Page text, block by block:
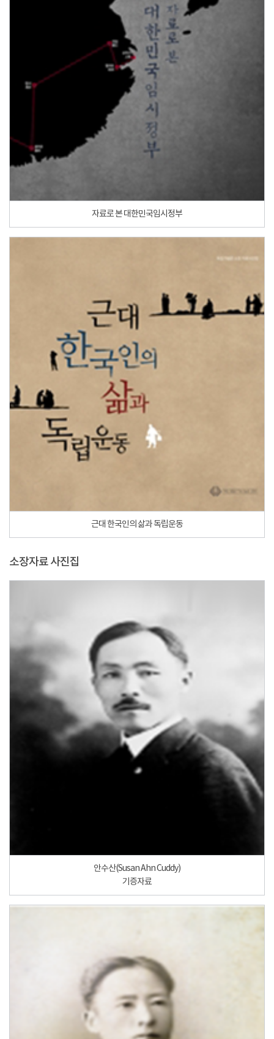
자료로 본 대한민국임시정부
근대 한국인의 삶과 독립운동
소장자료 사진집
안수산(Susan Ahn Cuddy)
기증자료